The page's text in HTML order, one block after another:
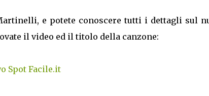
e potete conoscere tutti i dettagli sul
il video ed il titolo della canzone:
Spot Facile.it